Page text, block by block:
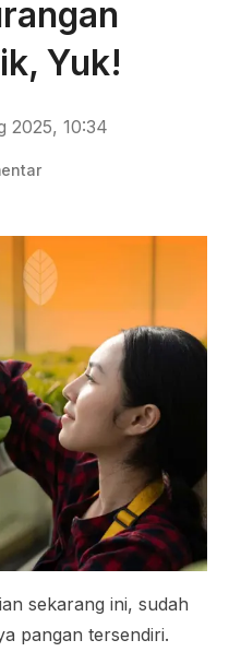
Yuk!
2025, 10:34
sekarang ini, sudah
pangan tersendiri.